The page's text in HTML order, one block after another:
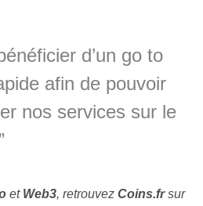
d’un go to
afin de pouvoir
nos services sur le
et Web3, retrouvez Coins.frsur